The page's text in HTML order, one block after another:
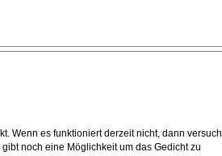
Wenn es funktioniert derzeit nicht, dann versuch
noch eine Möglichkeit um das Gedicht zu